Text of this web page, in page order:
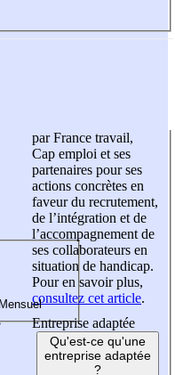
par France travail,
Cap emploi et ses
partenaires pour ses
actions concrètes en
faveur du recrutement,
de l’intégration et de
l’accompagnement de
ses collaborateurs en
situation de handicap.
Pour en savoir plus,
consultez cet article.
Entreprise adaptée
Qu'est-ce qu'une
entreprise adaptée
?